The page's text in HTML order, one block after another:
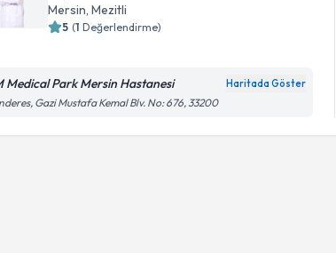
Mersin, Mezitli
5 (1 Değerlendirme)
Medical Park Mersin Hastanesi Haritada Göster
Gazi Mustafa Kemal Blv. No: 676, 33200